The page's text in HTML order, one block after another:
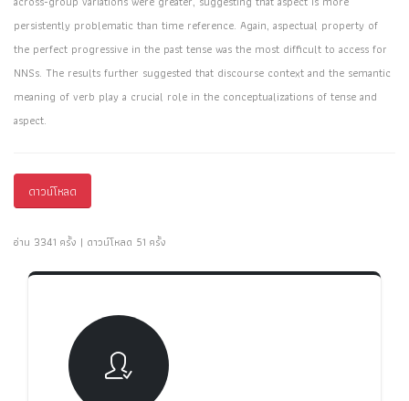
persistently problematic than time reference. Again, aspectual property of
the perfect progressive in the past tense was the most difficult to access for
NNSs. The results further suggested that discourse context and the semantic
meaning of verb play a crucial role in the conceptualizations of tense and
aspect.
ดาวน์โหลด
อ่าน 3341 ครั้ง | ดาวน์โหลด 51 ครั้ง